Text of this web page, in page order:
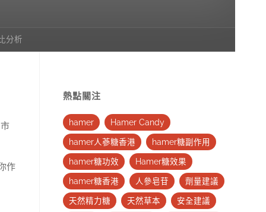
分析
作
熱點關注
hamer Hamer Candy
hamer人蔘糖香港 hamer糖副作用
hamer糖功效 Hamer糖效果
hamer糖香港 人參皂苷 劑量建議
天然精力糖 天然草本 安全建議